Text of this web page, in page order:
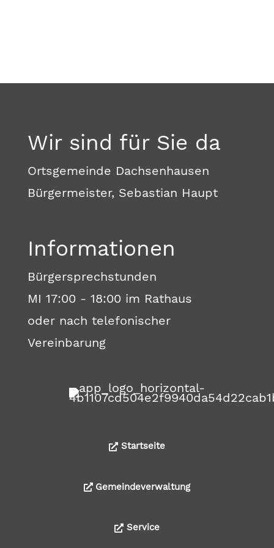
Wir sind für Sie da
Ortsgemeinde Dachsenhausen
Bürgermeister, Sebastian Haupt
Informationen
Bürgersprechstunden
MI 17:00 - 18:00 im Rathaus
oder nach telefonischer
Vereinbarung
Startseite
Gemeindeverwaltung
Service